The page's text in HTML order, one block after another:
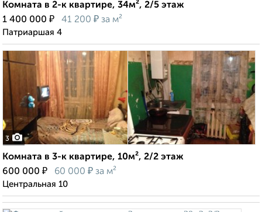
Комната в 2-к квартире, 34м², 2/5 этаж
1 400 000 ₽ 41 200 ₽ за м²
Патриаршая 4
3
Комната в 3-к квартире, 10м², 2/2 этаж
600 000 ₽ 60 000 ₽ за м²
Центральная 10